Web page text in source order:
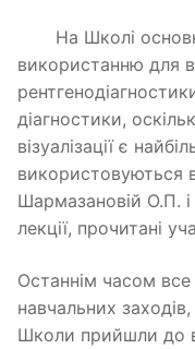
На Школі
використанню для
діагностики,
візуалізації є
використовуються
Шармазановій О.П.
лекції, прочитані
Останнім часом
навчальних
Школи прийшли до